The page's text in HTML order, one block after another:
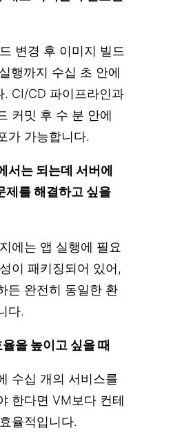
변경 후 이미지 빌드
행까지 수십 초 안에
. CI/CD 파이프라인과
커밋 후 수 분 안에
가 가능합니다.
는 되는데 서버에
제를 해결하고 싶을
에는 앱 실행에 필요
이 패키징되어 있어,
든 완전히 동일한 환
다.
을 높이고 싶을 때
수십 개의 서비스를
한다면 VM보다 컨테
율적입니다.